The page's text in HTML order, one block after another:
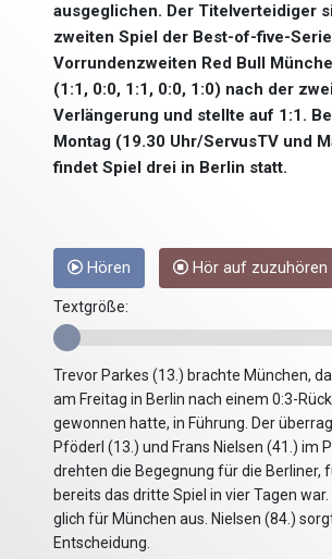
ausgeglichen. Der Titelverteidiger
zweiten Spiel der Best-of-five-
Vorrundenzweiten Red Bull
(1:1, 0:0, 1:1, 0:0, 1:0) nach der
Verlängerung und stellte auf 1:1.
Montag (19.30 Uhr/ServusTV und
findet Spiel drei in Berlin statt.
Hören Hör auf zuzuhören
Textgröße:
Trevor Parkes (13.) brachte München,
am Freitag in Berlin nach einem 0:3-
gewonnen hatte, in Führung. Der
Pföderl (13.) und Frans Nielsen (41.) im
drehten die Begegnung für die Berliner,
bereits das dritte Spiel in vier Tagen
glich für München aus. Nielsen (84.)
Entscheidung.